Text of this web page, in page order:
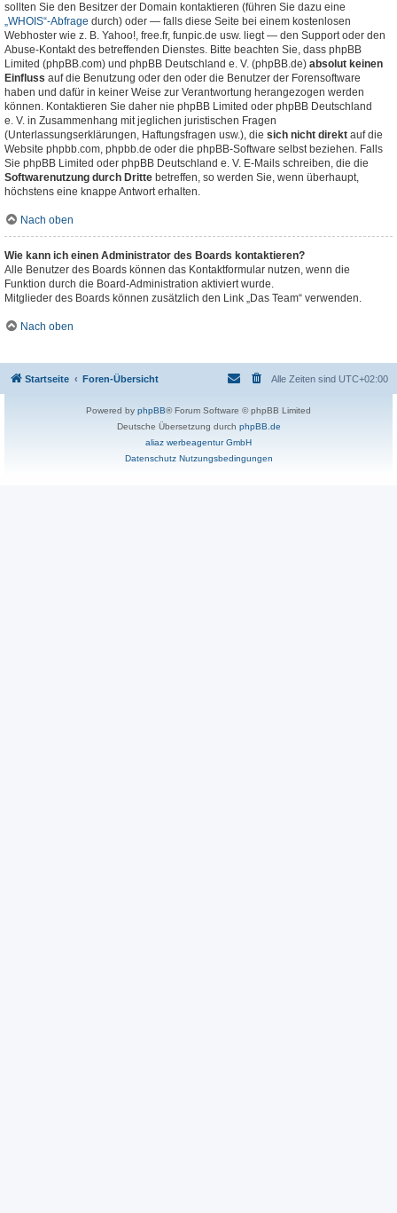
sollten Sie den Besitzer der Domain kontaktieren (führen Sie dazu eine
„WHOIS“-Abfrage durch) oder — falls diese Seite bei einem kostenlosen
Webhoster wie z. B. Yahoo!, free.fr, funpic.de usw. liegt — den Support oder den
Abuse-Kontakt des betreffenden Dienstes. Bitte beachten Sie, dass phpBB
Limited (phpBB.com) und phpBB Deutschland e. V. (phpBB.de) absolut keinen
Einfluss auf die Benutzung oder den oder die Benutzer der Forensoftware
haben und dafür in keiner Weise zur Verantwortung herangezogen werden
können. Kontaktieren Sie daher nie phpBB Limited oder phpBB Deutschland
e. V. in Zusammenhang mit jeglichen juristischen Fragen
(Unterlassungserklärungen, Haftungsfragen usw.), die sich nicht direkt auf die
Website phpbb.com, phpbb.de oder die phpBB-Software selbst beziehen. Falls
Sie phpBB Limited oder phpBB Deutschland e. V. E-Mails schreiben, die die
Softwarenutzung durch Dritte betreffen, so werden Sie, wenn überhaupt,
höchstens eine knappe Antwort erhalten.
Nach oben
Wie kann ich einen Administrator des Boards kontaktieren?
Alle Benutzer des Boards können das Kontaktformular nutzen, wenn die
Funktion durch die Board-Administration aktiviert wurde.
Mitglieder des Boards können zusätzlich den Link „Das Team“ verwenden.
Nach oben
Startseite Foren-Übersicht Alle Zeiten sind UTC+02:00
Powered by phpBB® Forum Software © phpBB Limited
Deutsche Übersetzung durch phpBB.de
aliaz werbeagentur GmbH
Datenschutz Nutzungsbedingungen